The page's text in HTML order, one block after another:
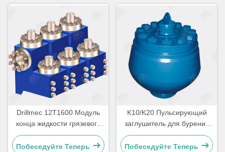
Drillmec 12T1600 Модуль
конца жидкости грязевого
насоса
Побеседуйте Теперь
K10/K20 Пульсирующий
заглушитель для бурения
нефтяных скважин
Триплексный грязевой
Побеседуйте Теперь